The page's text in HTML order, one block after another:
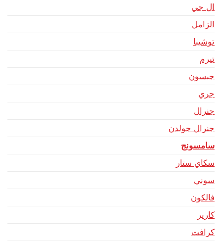
ال جي
الزامل
توشيبا
تيرم
جبسون
جري
جنرال
جنرال جولدن
سامسونج
سكاي ستار
سوني
فالكون
كارير
كرافت